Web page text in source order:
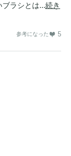
ブラシとは...続き
参考になった 5